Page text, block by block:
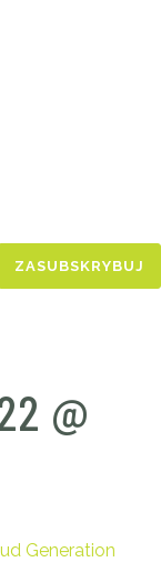
ZASUBSKRYBUJ
@
Generation